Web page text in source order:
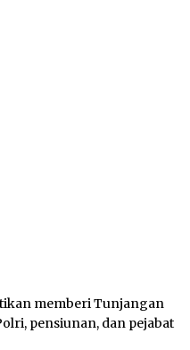
memberi Tunjangan
pensiunan, dan pejabat